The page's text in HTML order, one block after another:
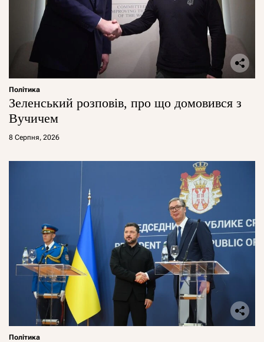
Політика
Зеленський розповів, про що домовився з
Вучичем
8 Серпня, 2026
Політика